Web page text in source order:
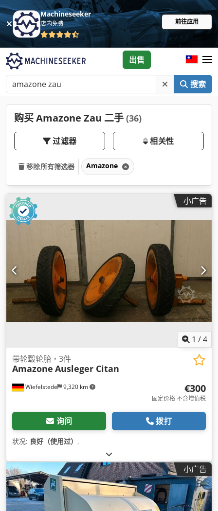
Machineseeker
店内免费 前往应用
搜索
出售
购买 Amazone Zau 二手 (36)
过滤器 相关性
移除所有筛选器 Amazone
小广告
1 /4
Wiefelstede 9,320 km
带轮毂轮胎，3件
Amazone Ausleger Citan
€300
固定价格 不含增值税
询问 拨打
状况: 良好（使用过） ,
小广告